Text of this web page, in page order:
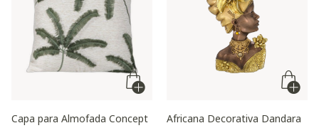
Capa para Almofada Concept
Africana Decorativa Dandara